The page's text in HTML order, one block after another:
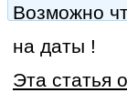
Возможно
на даты !
Эта статья